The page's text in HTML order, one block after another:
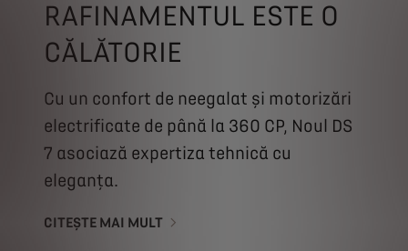
RAFINAMENTUL ESTE O
CĂLĂTORIE
Cu un confort de neegalat și motorizări
electrificate de până la 360 CP, Noul DS
7 asociază expertiza tehnică cu
eleganța.
CITEȘTE MAI MULT